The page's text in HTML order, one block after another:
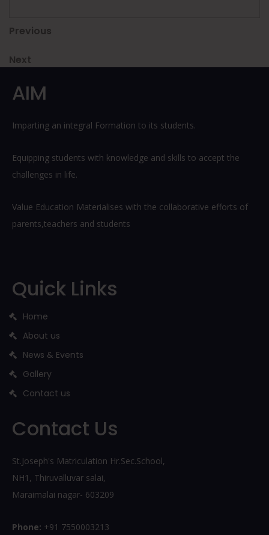
Post
navigation
Previous
Previous
Next
Next
AIM
Imparting an integral Formation to its students.
Equipping students with knowledge and skills to accept the
challenges in life.
Value Education Materialises with the collaborative efforts of
parents,teachers and students
Quick Links
Home
About us
News & Events
Gallery
Contact us
Contact Us
St.Joseph's Matriculation Hr.Sec.School,
NH1, Thiruvalluvar salai,
Maraimalai nagar- 603209
Phone: +91 7550003213